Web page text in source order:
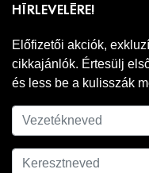
HÍRLEVELÉRE!
Előfizetői akciók,
cikkajánlók. Értesülj
és less be a kulisszák